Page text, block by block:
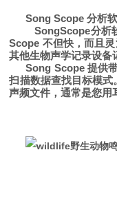
Song Scope 分析
SongScope分析
Scope 不但快，而且
其他生物声学记录设备
Song Scope 提供
扫描数据查找目标模
声频文件，通常是您用